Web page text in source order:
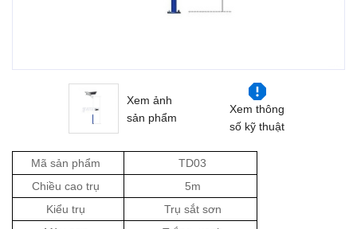
Xem ảnh
sản phẩm
Xem thông
số kỹ thuật
Mã sản phẩm
TD03
Chiều cao trụ
5m
Kiểu trụ
Trụ sắt sơn